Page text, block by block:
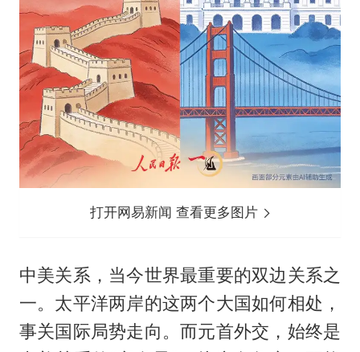
打开网易新闻 查看更多图片
中美关系，当今世界最重要的双边关系之
一。太平洋两岸的这两个大国如何相处，
事关国际局势走向。而元首外交，始终是